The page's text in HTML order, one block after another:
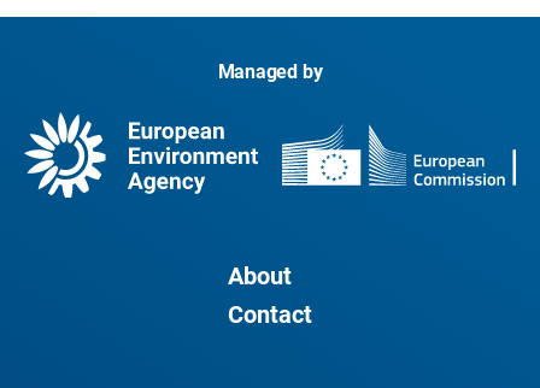
Managed by
About
Contact